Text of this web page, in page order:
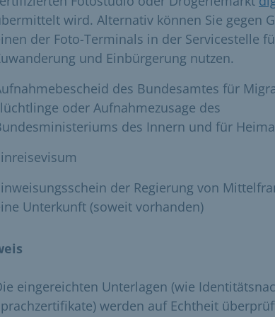
wird. Alternativ können Sie gegen
der Foto-Terminals in der Servicestelle
und Einbürgerung nutzen.
des Bundesamtes für
oder Aufnahmezusage des
des Innern und für
der Regierung von
Unterkunft (soweit vorhanden)
eingereichten Unterlagen (wie
werden auf Echtheit